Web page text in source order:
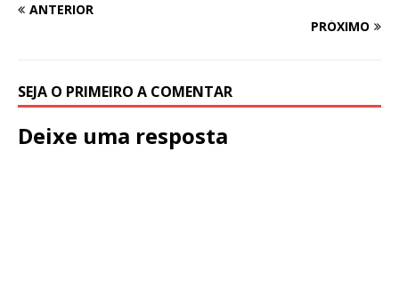
ANTERIOR
PRÓXIMO
SEJA O PRIMEIRO A COMENTAR
Deixe uma resposta